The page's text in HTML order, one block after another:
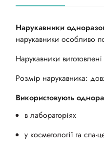
Нарукавники
нарукавники особливо
Нарукавники
Розмір нарукавника:
Використовують
в лабораторіях
у косметології та спа-